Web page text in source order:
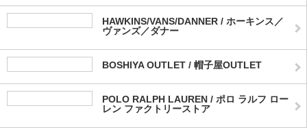
HAWKINS/VANS/DANNER / ホーキンス／
ヴァンズ／ダナー
BOSHIYA OUTLET / 帽子屋OUTLET
POLO RALPH LAUREN / ポロ ラルフ ロー
レン ファクトリーストア